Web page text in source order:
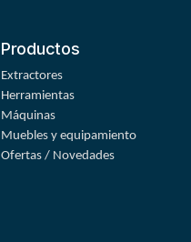
Productos
Extractores
Herramientas
Máquinas
Muebles y equipamiento
Ofertas / Novedades